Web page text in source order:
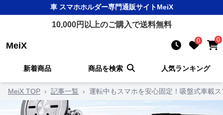
車 スマホホルダー専門通販サイトMeiX
10,000円以上のご購入で送料無料
MeiX 0 0
新着商品 商品を検索 人気ランキング
MeiX TOP › 記事一覧 › 運転中もスマホを安心固定！吸盤式車載